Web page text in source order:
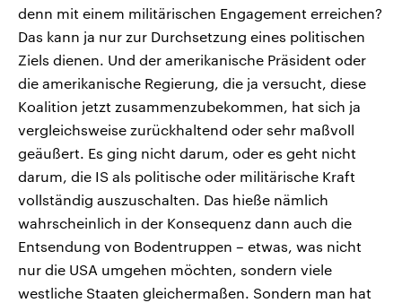
denn mit einem militärischen Engagement erreichen?
Das kann ja nur zur Durchsetzung eines politischen
Ziels dienen. Und der amerikanische Präsident oder
die amerikanische Regierung, die ja versucht, diese
Koalition jetzt zusammenzubekommen, hat sich ja
vergleichsweise zurückhaltend oder sehr maßvoll
geäußert. Es ging nicht darum, oder es geht nicht
darum, die IS als politische oder militärische Kraft
vollständig auszuschalten. Das hieße nämlich
wahrscheinlich in der Konsequenz dann auch die
Entsendung von Bodentruppen – etwas, was nicht
nur die USA umgehen möchten, sondern viele
westliche Staaten gleichermaßen. Sondern man hat